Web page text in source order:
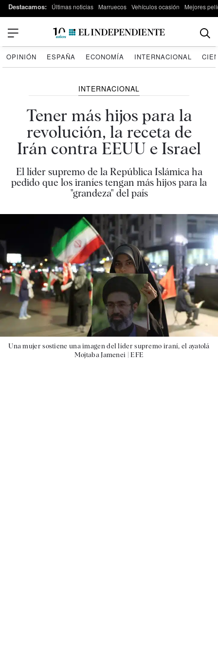
Destacamos: Últimas noticias Marruecos Vehículos ocasión Mejores
OPINIÓN ESPAÑA ECONOMÍA INTERNACIONAL
INTERNACIONAL
Tener más hijos para la
revolución, la receta de
Irán contra EEUU e Israel
El líder supremo de la República Islámica ha
pedido que los iraníes tengan más hijos para la
"grandeza" del país
Una mujer sostiene una imagen del líder supremo iraní, el ayatolá
Mojtaba Jamenei |EFE